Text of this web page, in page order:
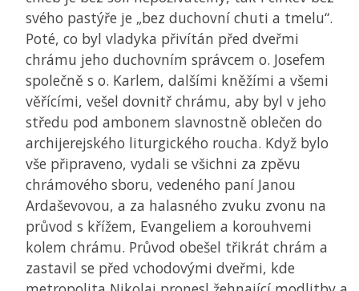
svého pastýře je „bez duchovní chuti a tmelu“.
Poté, co byl vladyka přivítán před dveřmi
chrámu jeho duchovním správcem o. Josefem
společně s o. Karlem, dalšími kněžími a všemi
věřícími, vešel dovnitř chrámu, aby byl v jeho
středu pod ambonem slavnostně oblečen do
archijerejského liturgického roucha. Když bylo
vše připraveno, vydali se všichni za zpěvu
chrámového sboru, vedeného paní Janou
Ardaševovou, a za halasného zvuku zvonu na
průvod s křížem, Evangeliem a korouhvemi
kolem chrámu. Průvod obešel třikrát chrám a
zastavil se před vchodovými dveřmi, kde